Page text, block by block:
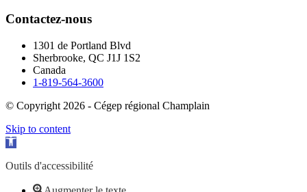
Contactez-nous
1301 de Portland Blvd
Sherbrooke, QC J1J 1S2
Canada
1-819-564-3600
© Copyright 2026 - Cégep régional Champlain
Skip to content
Open toolbar
Outils d'accessibilité